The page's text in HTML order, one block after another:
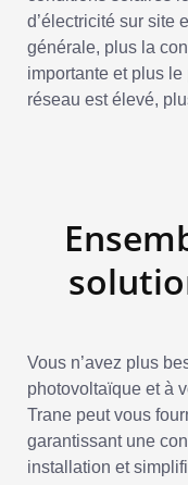
d’électricité sur site
générale, plus la
importante et plus le
réseau est élevé,
Vous n’avez plus
photovoltaïque et à
Trane peut vous
garantissant une
installation et